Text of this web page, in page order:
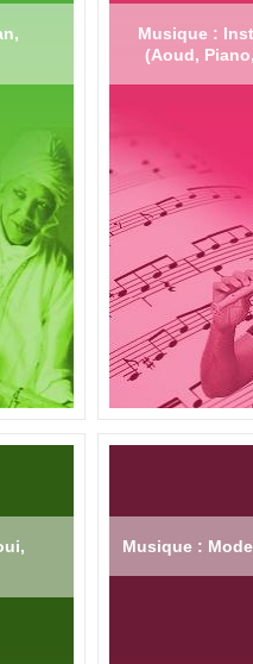
Musique :
(Aoud,
Musique :